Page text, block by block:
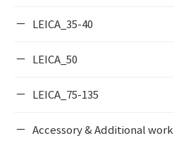
LEICA_35-40
LEICA_50
LEICA_75-135
Accessory & Additional work